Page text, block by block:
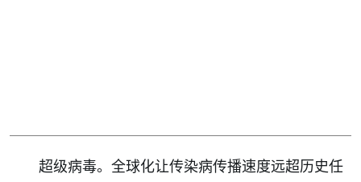
超级病毒。全球化让传染病传播速度远超历史任